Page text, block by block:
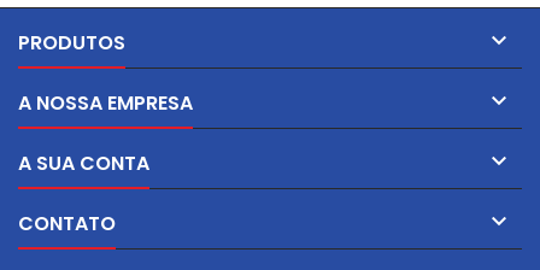
Eixo já fornecido montado na
PRODUTOS 
A NOSSA EMPRESA 
A SUA CONTA 
CONTATO 